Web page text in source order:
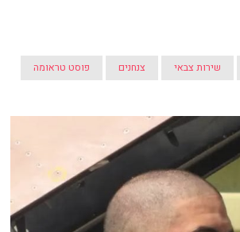
שירות צבאי צנחנים פוסט טראומה